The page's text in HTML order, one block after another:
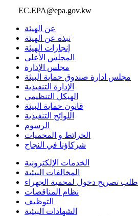
EC.EPA@epa.gov.kw
عن الهيئة
نبذة عن الهيئة
إنجازات الهيئة
المجلس الأعلى
مجلس الإدارة
مجلس ادارة صندوق حماية البيئة
الإدارة التنفيذية
الهيكل التنظيمي
قانون حماية البيئة
اللوائح التنفيذية
الرسوم
الخرائط و المحميات
شركاؤنا في النجاح
الخدمات الإلكترونية
المخالفات البيئية
طلب تصريح دخول لمحمية الجهراء
نظام المناقصات
التوظيف
الشهادات البيئية